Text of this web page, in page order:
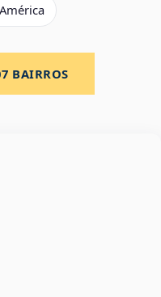
BAIRROS